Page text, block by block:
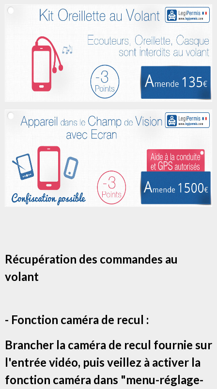
Récupération des commandes au
volant
- Fonction caméra de recul :
Brancher la caméra de recul fournie sur
l'entrée vidéo, puis veillez à activer la
fonction caméra dans "menu-réglage-